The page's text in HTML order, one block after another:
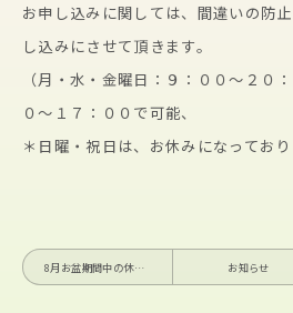
お申し込みに関しては、間違いの防
し込みにさせて頂きます。
（月・水・金曜日：９：００〜２０
０〜１７：００で可能、
＊日曜・祝日は、お休みになっており
8月お盆期間中の休診日について お知らせ